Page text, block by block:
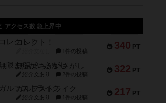
アクセス数 急上昇中
340 PT
コレクト！
1件の投稿
322 PT
無限まちがいさがし
紹介文あり 2件の投稿
217 PT
ガルフストライク
紹介文あり 1件の投稿